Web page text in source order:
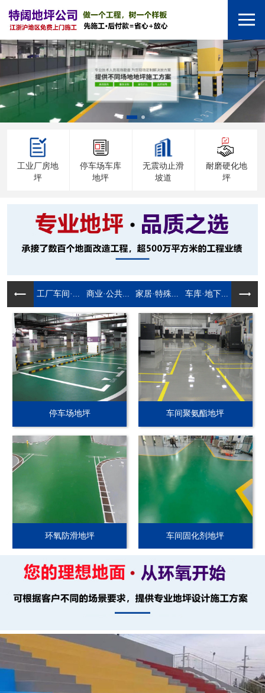
工业厂房地
坪
停车场车库
地坪
无震动止滑
坡道
耐磨硬化地
坪
工厂车间·... 商业·公共... 家居·特殊... 车库·地下...
停车场地坪 车间聚氨酯地坪
环氧防滑地坪 车间固化剂地坪